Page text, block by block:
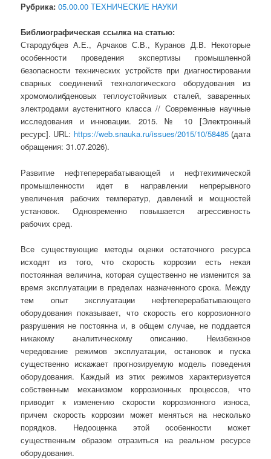
Рубрика: 05.00.00 ТЕХНИЧЕСКИЕ НАУКИ
Библиографическая ссылка на статью:
Стародубцев А.Е., Арчаков С.В., Куранов Д.В. Некоторые
особенности проведения экспертизы промышленной
безопасности технических устройств при диагностировании
сварных соединений технологического оборудования из
хромомолибденовых теплоустойчивых сталей, заваренных
электродами аустенитного класса // Современные научные
исследования и инновации. 2015. № 10 [Электронный
ресурс]. URL: https://web.snauka.ru/issues/2015/10/58485(дата
обращения: 31.07.2026).
Развитие нефтеперерабатывающей и нефтехимической
промышленности идет в направлении непрерывного
увеличения рабочих температур, давлений и мощностей
установок. Одновременно повышается агрессивность
рабочих сред.
Все существующие методы оценки остаточного ресурса
исходят из того, что скорость коррозии есть некая
постоянная величина, которая существенно не изменится за
время эксплуатации в пределах назначенного срока. Между
тем опыт эксплуатации нефтеперерабатывающего
оборудования показывает, что скорость его коррозионного
разрушения не постоянна и, в общем случае, не поддается
никакому аналитическому описанию. Неизбежное
чередование режимов эксплуатации, остановок и пуска
существенно искажает прогнозируемую модель поведения
оборудования. Каждый из этих режимов характеризуется
собственным механизмом коррозионных процессов, что
приводит к изменению скорости коррозионного износа,
причем скорость коррозии может меняться на несколько
порядков. Недооценка этой особенности может
существенным образом отразиться на реальном ресурсе
оборудования.